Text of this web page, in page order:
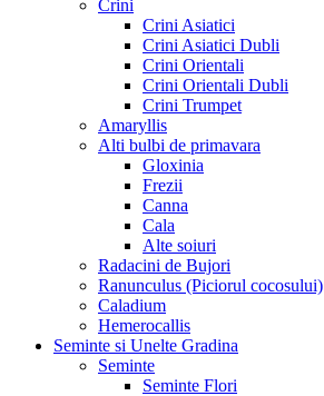
Crini
Crini Asiatici
Crini Asiatici Dubli
Crini Orientali
Crini Orientali Dubli
Crini Trumpet
Amaryllis
Alti bulbi de primavara
Gloxinia
Frezii
Canna
Cala
Alte soiuri
Radacini de Bujori
Ranunculus (Piciorul cocosului)
Caladium
Hemerocallis
Seminte si Unelte Gradina
Seminte
Seminte Flori